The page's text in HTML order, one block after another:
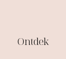
Ontdek